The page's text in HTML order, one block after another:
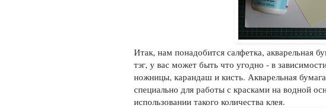
Итак, нам понадобится салфетка, акварельная
тэг, у вас может быть что угодно - в
ножницы, карандаш и кисть. Акварельная
специально для работы с красками на водной
использовании такого количества клея.